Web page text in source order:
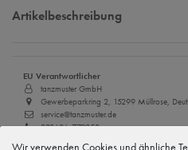
Artikelbeschreibung
EU Verantwortlicher
tanzmuster GmbH
Gewerbeparkring 2, 15299 Müllrose,
service@tanzmuster.de
033606-779250
Wir verwenden Cookies und ähnliche